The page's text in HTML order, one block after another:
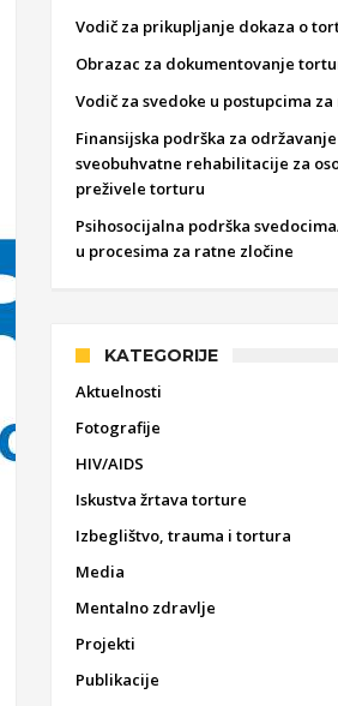
Vodič za prikupljanje dokaza o
Obrazac za dokumentovanje
Vodič za svedoke u postupcima
Finansijska podrška za
sveobuhvatne rehabilitacije za
preživele torturu
Psihosocijalna podrška
u procesima za ratne zločine
KATEGORIJE
Aktuelnosti
Fotografije
HIV/AIDS
Iskustva žrtava torture
Izbeglištvo, trauma i tortura
Media
Mentalno zdravlje
Projekti
Publikacije